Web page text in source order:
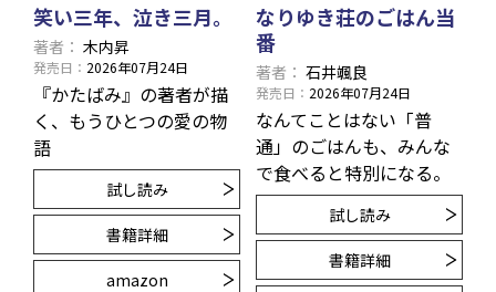
笑い三年、泣き三月。
著者 木内昇
発売日 2026年07月24日
『かたばみ』の著者が描
く、もうひとつの愛の物
語
試し読み
書籍詳細
amazon
なりゆき荘のごはん当
番
著者 石井颯良
発売日 2026年07月24日
なんてことはない「普
通」のごはんも、みんな
で食べると特別になる。
試し読み
書籍詳細